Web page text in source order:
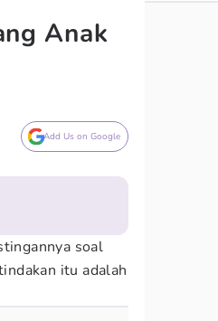
Anak
Add Us on Google
soal
itu adalah